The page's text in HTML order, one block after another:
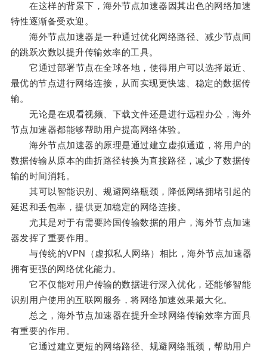
在这样的背景下，海外节点加速器因其出色的网络加速
特性逐渐备受欢迎。
海外节点加速器是一种通过优化网络路径、减少节点间
的跳跃次数以提升传输效率的工具。
它通过部署节点在全球各地，使得用户可以选择最近、
最优的节点进行网络连接，从而实现更快速、稳定的数据传
输。
无论是在观看视频、下载文件还是进行远程办公，海外
节点加速器都能够帮助用户提高网络体验。
海外节点加速器的原理是通过建立虚拟通道，将用户的
数据传输从原本的曲折路径转换为直接路径，减少了数据传
输的时间消耗。
其可以智能识别、规避网络瓶颈，降低网络拥堵引起的
延迟和丢包率，提供更加稳定的网络连接。
尤其是对于有需要跨国传输数据的用户，海外节点加速
器发挥了重要作用。
与传统的VPN（虚拟私人网络）相比，海外节点加速器
拥有更强的网络优化能力。
它不仅能对用户传输的数据进行深入优化，还能够智能
识别用户使用的互联网服务，将网络加速效果最大化。
总之，海外节点加速器在提升全球网络传输效率方面具
有重要的作用。
它通过建立更短的网络路径、规避网络瓶颈，帮助用户